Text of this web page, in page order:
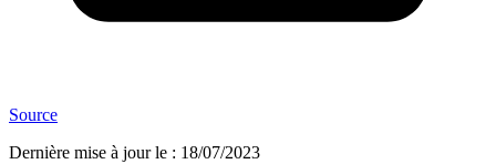
Source
Dernière mise à jour le : 18/07/2023